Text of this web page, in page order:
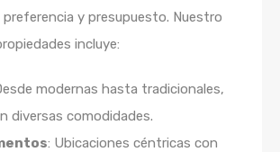
y presupuesto. Nuestro
incluye:
modernas hasta tradicionales,
diversas comodidades.
: Ubicaciones céntricas con